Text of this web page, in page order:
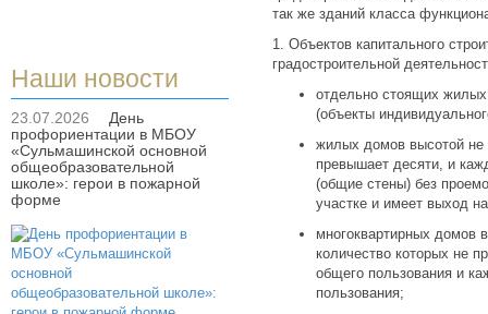
Наши новости
23.07.2026
День
профориентации в МБОУ
«Сульмашинской основной
общеобразовательной
школе»: герои в пожарной
форме
так же зданий класса
1. Объектов капитального
градостроительной
отдельно стоящих
(объекты
жилых домов высотой не
превышает десяти, и
(общие стены) без
участке и имеет выход
многоквартирных домов
количество которых не
общего пользования и
пользования;